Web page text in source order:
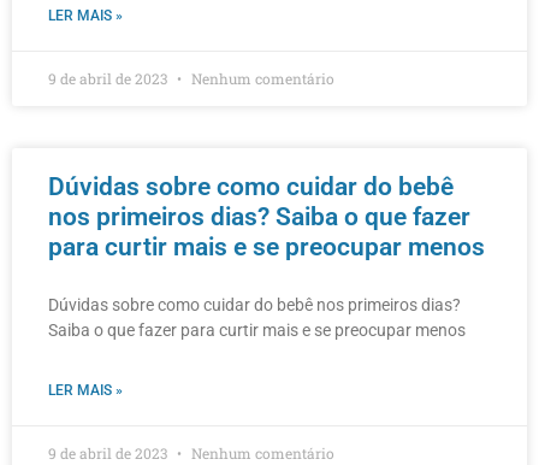
LER MAIS »
9 de abril de 2023 Nenhum comentário
Dúvidas sobre como cuidar do bebê
nos primeiros dias? Saiba o que fazer
para curtir mais e se preocupar menos
Dúvidas sobre como cuidar do bebê nos primeiros dias?
Saiba o que fazer para curtir mais e se preocupar menos
LER MAIS »
9 de abril de 2023 Nenhum comentário